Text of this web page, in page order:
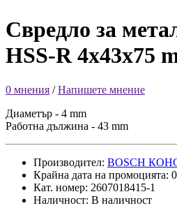
Свредло за
HSS-R 4x43x75
0 мнения /Напишете мнение
Диаметър - 4 mm
Работна дължина - 43 mm
Производител: BOSCH
Крайна дата на промоцията:
Кат. номер: 2607018415-1
Наличност: В наличност